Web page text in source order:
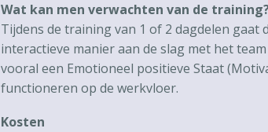
Wat kan men verwachten van de
Tijdens de training van 1 of 2 dagdelen
interactieve manier aan de slag met het
vooral een Emotioneel positieve Staat
functioneren op de werkvloer.
Kosten